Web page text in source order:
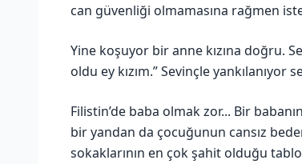
can güvenliği olmamasına rağmen
Yine koşuyor bir anne kızına doğru.
oldu ey kızım.” Sevinçle yankılanıyor
Filistin’de baba olmak zor... Bir
bir yandan da çocuğunun cansız
sokaklarının en çok şahit olduğu